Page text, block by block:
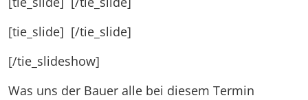
[tie_slide] [/tie_slide]
[/tie_slideshow]
Was uns der Bauer alle bei diesem Termin